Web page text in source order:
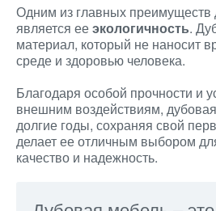
Одним из главных преимуществ
является ееэкологичность.
материал, который не наносит
среде и здоровью человека.
Благодаря особой прочности и
внешним воздействиям,
долгие годы, сохраняя свой
делает ее отличным выбором
качество и надежность.